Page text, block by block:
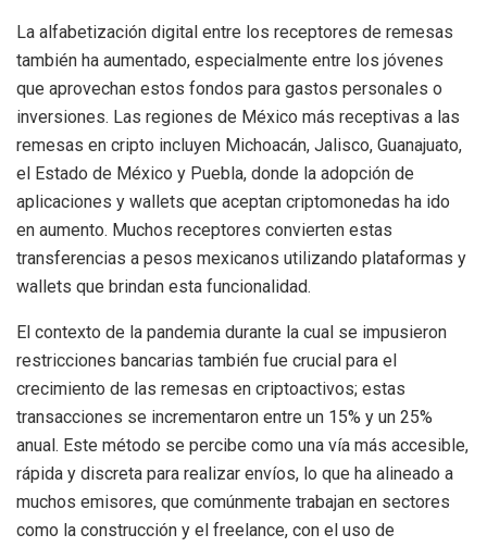
La alfabetización digital entre los receptores de remesas
también ha aumentado, especialmente entre los jóvenes
que aprovechan estos fondos para gastos personales o
inversiones. Las regiones de México más receptivas a las
remesas en cripto incluyen Michoacán, Jalisco, Guanajuato,
el Estado de México y Puebla, donde la adopción de
aplicaciones y wallets que aceptan criptomonedas ha ido
en aumento. Muchos receptores convierten estas
transferencias a pesos mexicanos utilizando plataformas y
wallets que brindan esta funcionalidad.
El contexto de la pandemia durante la cual se impusieron
restricciones bancarias también fue crucial para el
crecimiento de las remesas en criptoactivos; estas
transacciones se incrementaron entre un 15% y un 25%
anual. Este método se percibe como una vía más accesible,
rápida y discreta para realizar envíos, lo que ha alineado a
muchos emisores, que comúnmente trabajan en sectores
como la construcción y el freelance, con el uso de